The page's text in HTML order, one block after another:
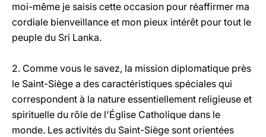
moi-même je saisis cette occasion pour réaffirmer ma
cordiale bienveillance et mon pieux intérêt pour tout le
peuple du Sri Lanka.
2. Comme vous le savez, la mission diplomatique près
le Saint-Siège a des caractéristiques spéciales qui
correspondent à la nature essentiellement religieuse et
spirituelle du rôle de l'Église Catholique dans le
monde. Les activités du Saint-Siège sont orientées